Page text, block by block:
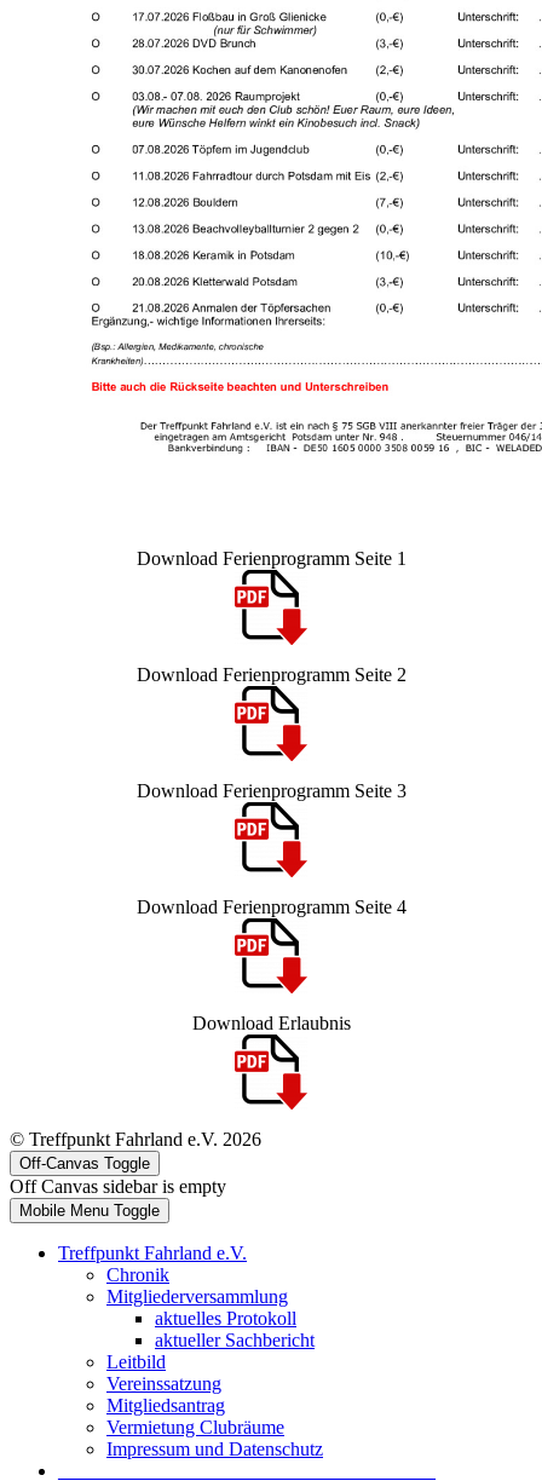
Download Ferienprogramm Seite 1
Download Ferienprogramm Seite 2
Download Ferienprogramm Seite 3
Download Ferienprogramm Seite 4
Download Erlaubnis
© Treffpunkt Fahrland e.V. 2026
Off-Canvas Toggle
Off Canvas sidebar is empty
Mobile Menu Toggle
Treffpunkt Fahrland e.V.
Chronik
Mitgliederversammlung
aktuelles Protokoll
aktueller Sachbericht
Leitbild
Vereinssatzung
Mitgliedsantrag
Vermietung Clubräume
Impressum und Datenschutz